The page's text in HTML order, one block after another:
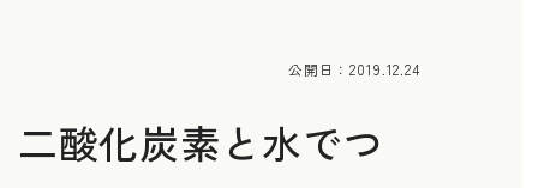
公開日：2019.12.24
酸化炭素と水でつ